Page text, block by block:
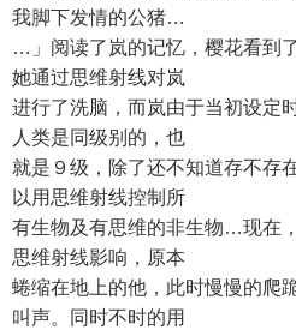
我脚下发情的公猪…
…」阅读了岚的记忆，樱花看到
她通过思维射线对岚
进行了洗脑，而岚由于当初设定
人类是同级别的，也
就是９级，除了还不知道存不存
以用思维射线控制所
有生物及有思维的非生物…现在
思维射线影响，原本
蜷缩在地上的他，此时慢慢的爬
叫声。同时不时的用